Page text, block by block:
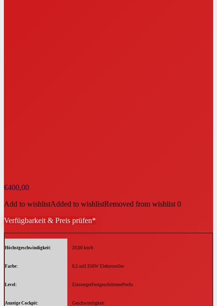
€400,00
Add to wishlistAdded to wishlistRemoved from wishlist 0
Verfügbarkeit & Preis prüfen*
Höchstgeschwindigkeit 20,00 km/h
Farbe 8,5 zoll 350W Elektroroller
Level EinsteigerFortgeschritteneProfis
Anzeige Cockpit Geschwindigkeit